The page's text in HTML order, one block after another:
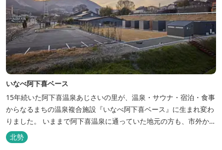
いなべ阿下喜ベース
15年続いた阿下喜温泉あじさいの里が、温泉・サウナ・宿泊・食事
からなるまちの温泉複合施設『いなべ阿下喜ベース』に生まれ変わ
りました。 いままで阿下喜温泉に通っていた地元の方も、市外から
いなべ市に遊びに来られる方も楽しめる施設になります。今まで人
気だった温泉はそのままに、サウナエリアやコンテナタイプの宿
北勢